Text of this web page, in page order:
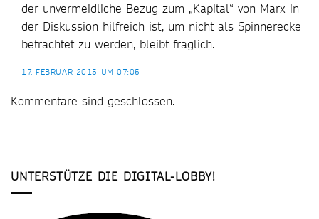
der unvermeidliche Bezug zum „Kapital“ von Marx in
der Diskussion hilfreich ist, um nicht als Spinnerecke
betrachtet zu werden, bleibt fraglich.
17. FEBRUAR 2015 UM 07:05
Kommentare sind geschlossen.
UNTERSTÜTZE DIE DIGITAL-LOBBY!